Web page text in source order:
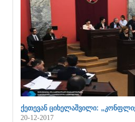
ᲥᲔᲗᲔᲕᲐᲜ ᲪᲘᲮᲔᲚᲐᲨᲕᲘᲚᲘ:
20-12-2017